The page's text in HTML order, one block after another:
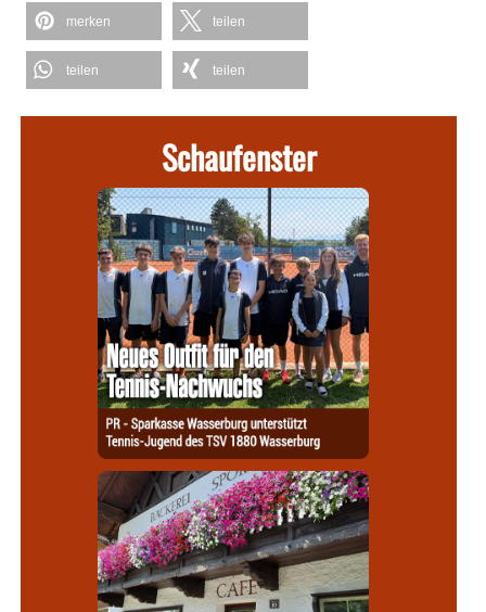
merken teilen
teilen teilen
Schaufenster